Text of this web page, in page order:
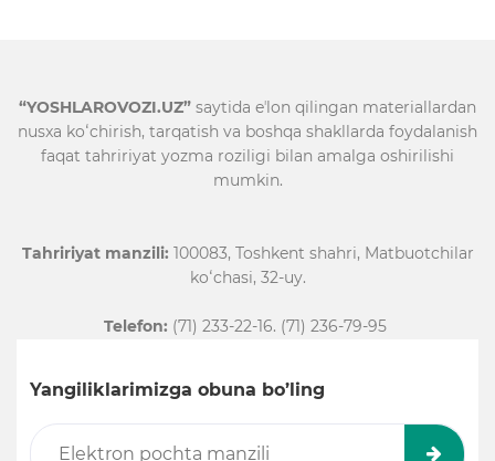
“YOSHLAROVOZI.UZ” saytida eʼlon qilingan materiallardan
nusxa koʻchirish, tarqatish va boshqa shakllarda foydalanish
faqat tahririyat yozma roziligi bilan amalga oshirilishi
mumkin.
Tahririyat manzili: 100083, Toshkent shahri, Matbuotchilar
koʻchasi, 32-uy.
Telefon: (71) 233-22-16. (71) 236-79-95
Yangiliklarimizga obuna bo’ling